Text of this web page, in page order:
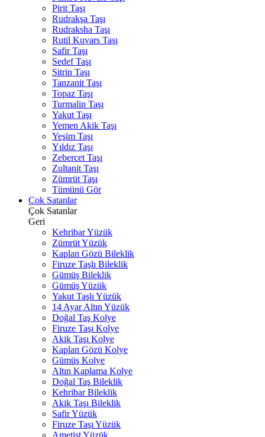
Pirit Taşı
Rudrakşa Taşı
Rudraksha Taşı
Rutil Kuvars Taşı
Safir Taşı
Sedef Taşı
Sitrin Taşı
Tanzanit Taşı
Topaz Taşı
Turmalin Taşı
Yakut Taşı
Yemen Akik Taşı
Yeşim Taşı
Yıldız Taşı
Zebercet Taşı
Zultanit Taşı
Zümrüt Taşı
Tümünü Gör
Çok Satanlar
Çok Satanlar
Geri
Kehribar Yüzük
Zümrüt Yüzük
Kaplan Gözü Bileklik
Firuze Taşlı Bileklik
Gümüş Bileklik
Gümüş Yüzük
Yakut Taşlı Yüzük
14 Ayar Altın Yüzük
Doğal Taş Kolye
Firuze Taşı Kolye
Akik Taşı Kolye
Kaplan Gözü Kolye
Gümüş Kolye
Altın Kaplama Kolye
Doğal Taş Bileklik
Kehribar Bileklik
Akik Taşı Bileklik
Safir Yüzük
Firuze Taşı Yüzük
Ametist Yüzük